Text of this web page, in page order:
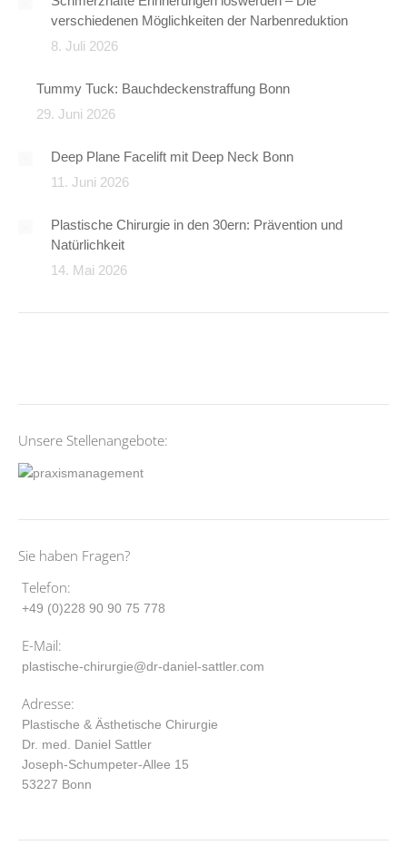
verschiedenen Möglichkeiten der Narbenreduktion
8. Juli 2026
Tummy Tuck: Bauchdeckenstraffung Bonn
29. Juni 2026
Deep Plane Facelift mit Deep Neck Bonn
11. Juni 2026
Plastische Chirurgie in den 30ern: Prävention und
Natürlichkeit
14. Mai 2026
Unsere Stellenangebote:
Sie haben Fragen?
Telefon:
+49 (0)228 90 90 75 778
E-Mail:
plastische-chirurgie@dr-daniel-sattler.com
Adresse:
Plastische & Ästhetische Chirurgie
Dr. med. Daniel Sattler
Joseph-Schumpeter-Allee 15
53227 Bonn